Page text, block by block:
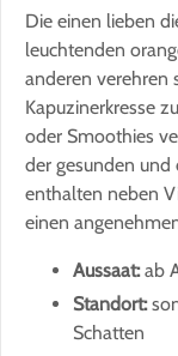
Die einen lieben
leuchtenden
anderen verehren
Kapuzinerkresse
oder Smoothies
der gesunden und
enthalten neben
einen
Aussaat:ab
Standort:
Schatten